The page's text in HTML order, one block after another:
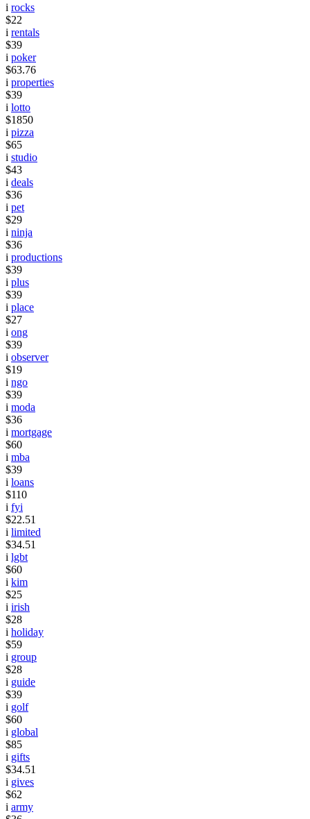
i rocks
$22
i rentals
$39
i poker
$63.76
i properties
$39
i lotto
$1850
i pizza
$65
i studio
$43
i deals
$36
i pet
$29
i ninja
$36
i productions
$39
i plus
$39
i place
$27
i ong
$39
i observer
$19
i ngo
$39
i moda
$36
i mortgage
$60
i mba
$39
i loans
$110
i fyi
$22.51
i limited
$34.51
i lgbt
$60
i kim
$25
i irish
$28
i holiday
$59
i group
$28
i guide
$39
i golf
$60
i global
$85
i gifts
$34.51
i gives
$62
i army